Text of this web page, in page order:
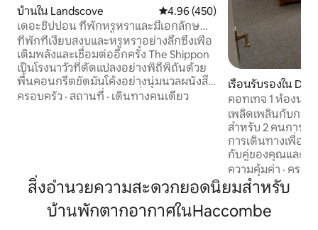
บ้านใน Landscove คะแนนเฉลี่ย 4.96 จาก 5, 450 รีวิว
4.96 (450)
เดอะชิปปอน ที่พักหรูหราและมีเอกลักษณ์
ในเซาท์เดวอน
ที่พักที่เงียบสงบและหรูหราอย่างลึกซึ้งเพื่อ
เติมพลังและเชื่อมต่ออีกครั้ง The Shippon
เป็นโรงนาวัวที่ดัดแปลงอย่างพิถีพิถันด้วย
พื้นคอนกรีตขัดมันโค้งอย่างนุ่มนวลผนังสี
เขียวเข้มโค้งเบาๆห้องครัวที่สร้างด้วยมือมุม
เดวอนที่หลับใหลของเราสว่างไสวด้วย
ดวงดาวในเวลากลางคืนเท่านั้น คุณอาจจะ
นอนหลับได้ดีกว่าในช่วงหลายปีที่ผ่านมา
ครอบครัว · สถานที่ · เดินทางคนเดียว
เรือนรับรองใน
คอทเทจ 1 ห้องนอ
สงบและการพักผ่อ
เพลิดเพลินกับการ
สำหรับ 2 คนการเ
การเดินทางเพื่อธุ
กับคู่ของคุณและเจ้
ตัว 1 ห้องนอนของ
ไซส์ในห้องนอนที่อบอุ่น อยู่ใกล้กับ
ความสะดวกท้อง
ย่างสมบูรณ์แบบ สำ
ทอร์เบย์ ชายหาด
ความคุ้มค่า · ครอบ
สิ่งอำนวยความสะดวกยอดนิยมสำหรับ
บ้านพักตากอากาศในHaccombe